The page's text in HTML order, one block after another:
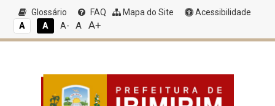
Glossário FAQ Mapa do Site
Acessibilidade
A
A A- A A+